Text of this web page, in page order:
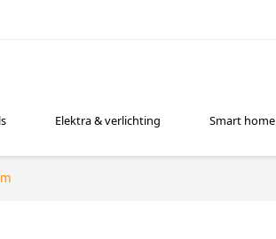
Elektra & verlichting Smart home